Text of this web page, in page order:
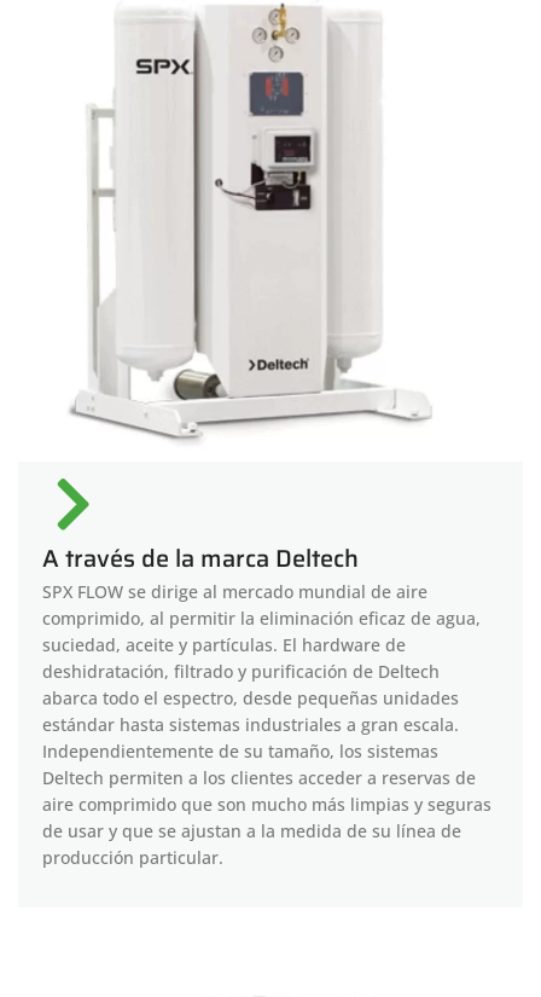
A través de la marca Deltech
SPX FLOW se dirige al mercado mundial de aire
comprimido, al permitir la eliminación eficaz de agua,
suciedad, aceite y partículas. El hardware de
deshidratación, filtrado y purificación de Deltech
abarca todo el espectro, desde pequeñas unidades
estándar hasta sistemas industriales a gran escala.
Independientemente de su tamaño, los sistemas
Deltech permiten a los clientes acceder a reservas de
aire comprimido que son mucho más limpias y seguras
de usar y que se ajustan a la medida de su línea de
producción particular.